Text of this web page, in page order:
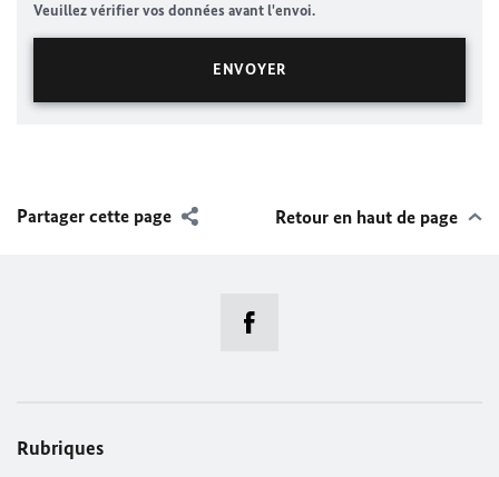
Veuillez vérifier vos données avant l'envoi.
Partager cette page Retour en haut de page
Rubriques